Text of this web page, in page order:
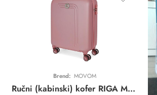
Brend: MOVOM
Ručni (kabinski) kofer RIGA Movom | powder pink | ABS